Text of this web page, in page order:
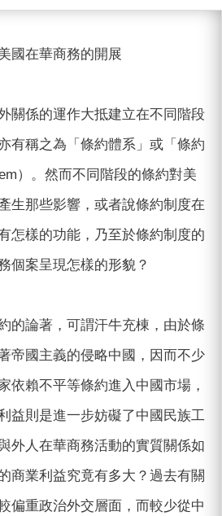
國在華商務的開展
關係的運作大抵建立在不同階段
有稱之為「條約體系」或「條約
）。然而不同階段的條約對美
生那些影響，或者說條約制度在
怎樣的功能，乃至於條約制度的
個案呈現怎樣的形貌？
的論著，可謂汗牛充棟，由於條
帝國主義的侵略中國，因而不少
依賴不平等條約進入中國市場，
益則是進一步妨礙了中國民族工
外人在華商務活動的實質關係如
商業利益究竟有多大？過去有關
偏重政治外交層面，而較少從中